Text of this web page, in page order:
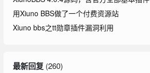
用Xiuno BBS做了一个付费资源站
Xiuno bbs之tt勋章插件漏洞利用
最新回复(260)